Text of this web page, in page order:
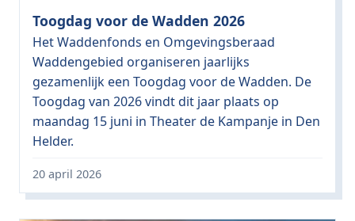
Toogdag voor de Wadden 2026
Het Waddenfonds en Omgevingsberaad
Waddengebied organiseren jaarlijks
gezamenlijk een Toogdag voor de Wadden. De
Toogdag van 2026 vindt dit jaar plaats op
maandag 15 juni in Theater de Kampanje in Den
Helder.
20 april 2026